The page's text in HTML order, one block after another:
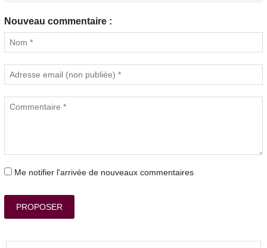
Nouveau commentaire :
Me notifier l'arrivée de nouveaux commentaires
PROPOSER